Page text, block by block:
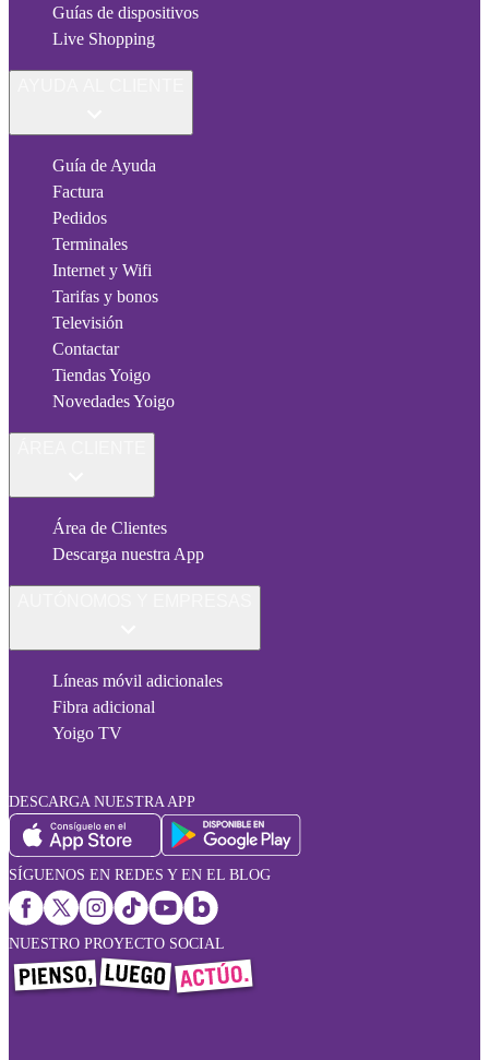
Guías de dispositivos
Live Shopping
Guía de Ayuda
Factura
Pedidos
Terminales
Internet y Wifi
Tarifas y bonos
Televisión
Contactar
Tiendas Yoigo
Novedades Yoigo
Área de Clientes
Descarga nuestra App
Líneas móvil adicionales
Fibra adicional
Yoigo TV
DESCARGA NUESTRA APP
SÍGUENOS EN REDES Y EN EL BLOG
NUESTRO PROYECTO SOCIAL